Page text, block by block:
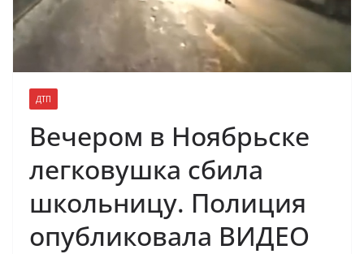
ДТП
Вечером в Ноябрьске
легковушка сбила
школьницу. Полиция
опубликовала ВИДЕО